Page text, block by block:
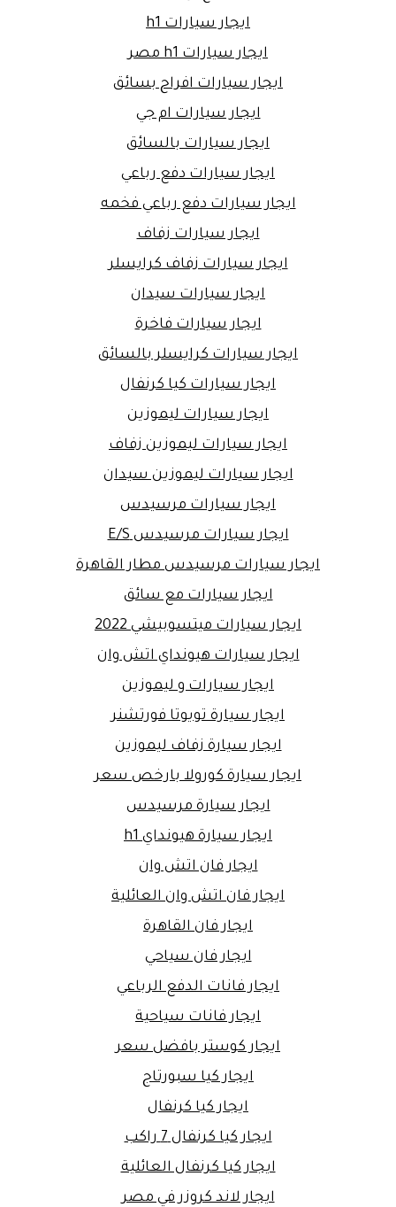
ايجار سيارات h1
ايجار سيارات h1 مصر
ايجار سيارات افراح بسائق
ايجار سيارات ام جي
ايجار سيارات بالسائق
ايجار سيارات دفع رباعي
ايجار سيارات دفع رباعي فخمه
ايجار سيارات زفاف
ايجار سيارات زفاف كرايسلر
ايجار سيارات سيدان
ايجار سيارات فاخرة
ايجار سيارات كرايسلر بالسائق
ايجار سيارات كيا كرنفال
ايجار سيارات ليموزين
ايجار سيارات ليموزين زفاف
ايجار سيارات ليموزين سيدان
ايجار سيارات مرسيدس
ايجار سيارات مرسيدس E/S
ايجار سيارات مرسيدس مطار القاهرة
ايجار سيارات مع سائق
ايجار سيارات ميتسوبيشي 2022
ايجار سيارات هيونداي اتش وان
ايجار سيارات و ليموزين
ايجار سيارة تويوتا فورتشنر
ايجار سيارة زفاف ليموزين
ايجار سيارة كورولا بارخص سعر
ايجار سيارة مرسيدس
ايجار سيارة هيونداي h1
ايجار فان اتش وان
ايجار فان اتش وان العائلية
ايجار فان القاهرة
ايجار فان سياحي
ايجار فانات الدفع الرباعي
ايجار فانات سياحية
ايجار كوستر بافضل سعر
ايجار كيا سبورتاج
ايجار كيا كرنفال
ايجار كيا كرنفال 7 راكب
ايجار كيا كرنفال العائلية
ايجار لاند كروزر في مصر